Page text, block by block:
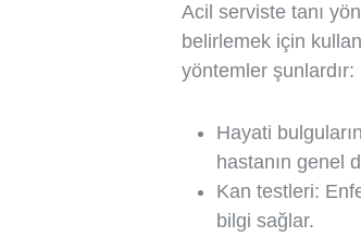
Acil serviste tanı
belirlemek için
yöntemler şunlardır:
Hayati
hastanın genel
Kan testleri:
bilgi sağlar.